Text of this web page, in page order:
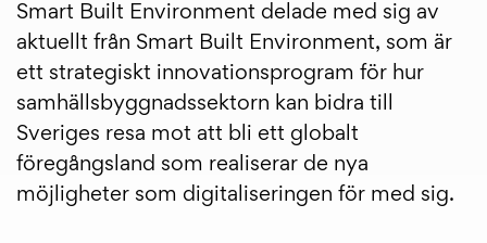
Smart Built Environment delade med sig av
aktuellt från Smart Built Environment, som är
ett strategiskt innovationsprogram för hur
samhällsbyggnadssektorn kan bidra till
Sveriges resa mot att bli ett globalt
föregångsland som realiserar de nya
möjligheter som digitaliseringen för med sig.